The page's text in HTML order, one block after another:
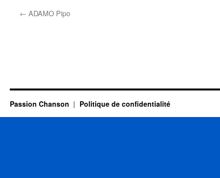
← ADAMO Pipo
Passion Chanson Politique de confidentialité